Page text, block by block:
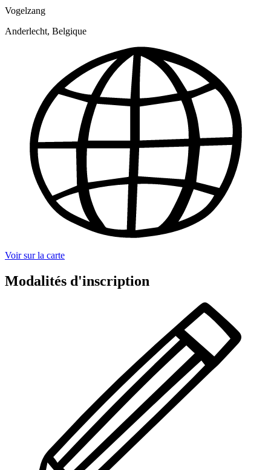
Vogelzang
Anderlecht, Belgique
Voir sur la carte
Modalités d'inscription